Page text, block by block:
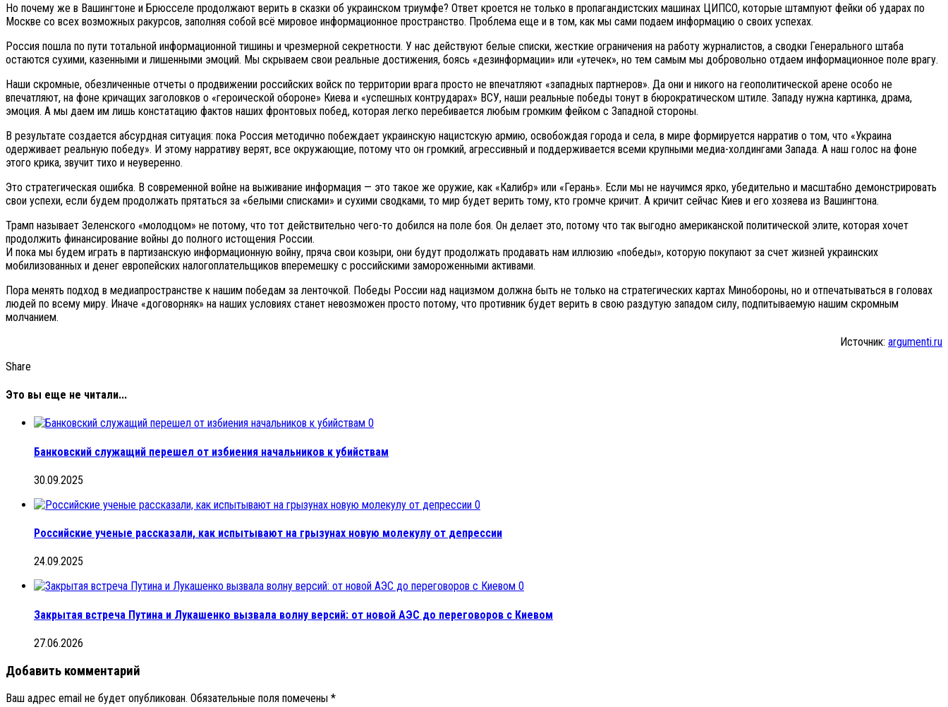
Но почему же в Вашингтоне и Брюсселе продолжают верить в сказки об украинском триумфе? Ответ кроется не только в пропагандистских машинах ЦИПСО, которые штампуют фейки об ударах по
Москве со всех возможных ракурсов, заполняя собой всё мировое информационное пространство. Проблема еще и в том, как мы сами подаем информацию о своих успехах.
Россия пошла по пути тотальной информационной тишины и чрезмерной секретности. У нас действуют белые списки, жесткие ограничения на работу журналистов, а сводки Генерального штаба
остаются сухими, казенными и лишенными эмоций. Мы скрываем свои реальные достижения, боясь «дезинформации» или «утечек», но тем самым мы добровольно отдаем информационное поле врагу.
Наши скромные, обезличенные отчеты о продвижении российских войск по территории врага просто не впечатляют «западных партнеров». Да они и никого на геополитической арене особо не
впечатляют, на фоне кричащих заголовков о «героической обороне» Киева и «успешных контрударах» ВСУ, наши реальные победы тонут в бюрократическом штиле. Западу нужна картинка, драма,
эмоция. А мы даем им лишь констатацию фактов наших фронтовых побед, которая легко перебивается любым громким фейком с Западной стороны.
В результате создается абсурдная ситуация: пока Россия методично побеждает украинскую нацистскую армию, освобождая города и села, в мире формируется нарратив о том, что «Украина
одерживает реальную победу». И этому нарративу верят, все окружающие, потому что он громкий, агрессивный и поддерживается всеми крупными медиа-холдингами Запада. А наш голос на фоне
этого крика, звучит тихо и неуверенно.
Это стратегическая ошибка. В современной войне на выживание информация — это такое же оружие, как «Калибр» или «Герань». Если мы не научимся ярко, убедительно и масштабно демонстрировать
свои успехи, если будем продолжать прятаться за «белыми списками» и сухими сводками, то мир будет верить тому, кто громче кричит. А кричит сейчас Киев и его хозяева из Вашингтона.
Трамп называет Зеленского «молодцом» не потому, что тот действительно чего-то добился на поле боя. Он делает это, потому что так выгодно американской политической элите, которая хочет
продолжить финансирование войны до полного истощения России.
И пока мы будем играть в партизанскую информационную войну, пряча свои козыри, они будут продолжать продавать нам иллюзию «победы», которую покупают за счет жизней украинских
мобилизованных и денег европейских налогоплательщиков вперемешку с российскими замороженными активами.
Пора менять подход в медиапространстве к нашим победам за ленточкой. Победы России над нацизмом должна быть не только на стратегических картах Минобороны, но и отпечатываться в головах
людей по всему миру. Иначе «договорняк» на наших условиях станет невозможен просто потому, что противник будет верить в свою раздутую западом силу, подпитываемую нашим скромным
молчанием.
Источник: argumenti.ru
Share
Это вы еще не читали...
0
Банковский служащий перешел от избиения начальников к убийствам
30.09.2025
0
Российские ученые рассказали, как испытывают на грызунах новую молекулу от депрессии
24.09.2025
0
Закрытая встреча Путина и Лукашенко вызвала волну версий: от новой АЭС до переговоров с Киевом
27.06.2026
Добавить комментарий
Ваш адрес email не будет опубликован. Обязательные поля помечены *